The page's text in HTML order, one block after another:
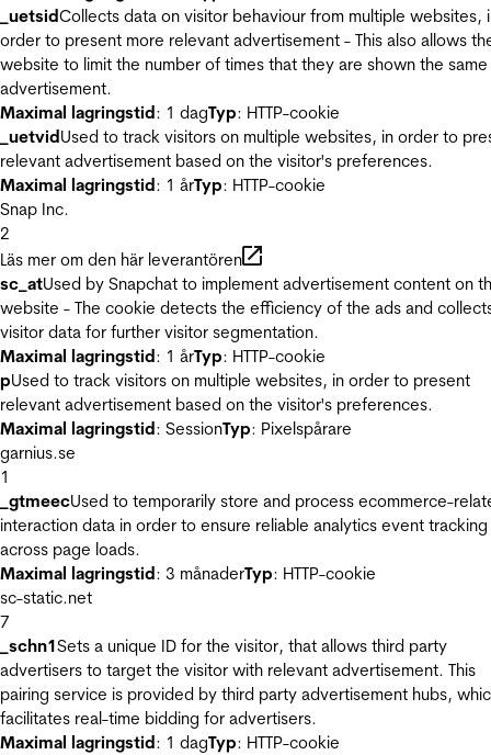
_uetsidCollects data on visitor behaviour from multiple websites,
order to present more relevant advertisement - This also allows
website to limit the number of times that they are shown the same
advertisement.
Maximal lagringstid: 1 dagTyp: HTTP-cookie
_uetvidUsed to track visitors on multiple websites, in order to
relevant advertisement based on the visitor's preferences.
Maximal lagringstid: 1 årTyp: HTTP-cookie
Snap Inc.
2
Läs mer om den här leverantören
sc_atUsed by Snapchat to implement advertisement content on
website - The cookie detects the efficiency of the ads and
visitor data for further visitor segmentation.
Maximal lagringstid: 1 årTyp: HTTP-cookie
pUsed to track visitors on multiple websites, in order to present
relevant advertisement based on the visitor's preferences.
Maximal lagringstid: SessionTyp: Pixelspårare
garnius.se
1
_gtmeecUsed to temporarily store and process ecommerce-
interaction data in order to ensure reliable analytics event tracking
across page loads.
Maximal lagringstid: 3 månaderTyp: HTTP-cookie
sc-static.net
7
_schn1Sets a unique ID for the visitor, that allows third party
advertisers to target the visitor with relevant advertisement. This
pairing service is provided by third party advertisement hubs,
facilitates real-time bidding for advertisers.
Maximal lagringstid: 1 dagTyp: HTTP-cookie